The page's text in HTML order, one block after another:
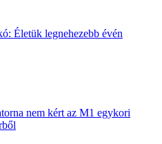
Életük legnehezebb évén
nem kért az M1 egykori